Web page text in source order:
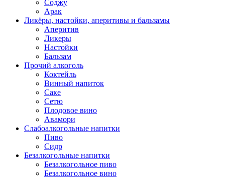
Соджу
Арак
Ликёры, настойки, аперитивы и бальзамы
Аперитив
Ликеры
Настойки
Бальзам
Прочий алкоголь
Коктейль
Винный напиток
Саке
Сетю
Плодовое вино
Авамори
Слабоалкогольные напитки
Пиво
Сидр
Безалкогольные напитки
Безалкогольное пиво
Безалкогольное вино